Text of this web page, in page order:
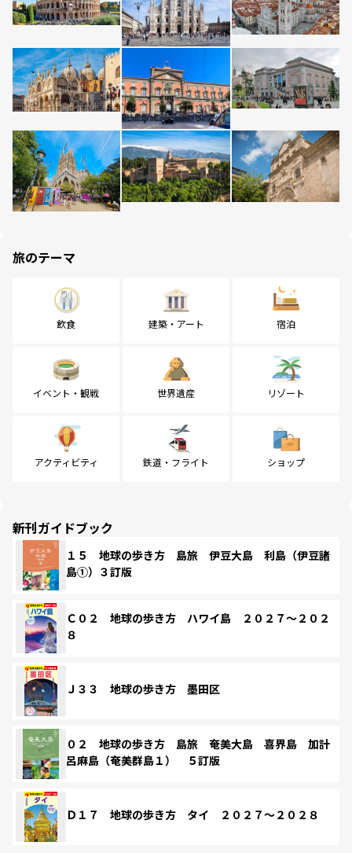
旅のテーマ
飲食 建築・アート 宿泊
イベント・観戦 世界遺産 リゾート
アクティビティ 鉄道・フライト ショップ
新刊ガイドブック
１５ 地球の歩き方 島旅 伊豆大島 利島（伊豆諸
島①）３訂版
Ｃ０２ 地球の歩き方 ハワイ島 ２０２７～２０２
８
Ｊ３３ 地球の歩き方 墨田区
０２ 地球の歩き方 島旅 奄美大島 喜界島 加計
呂麻島（奄美群島１） ５訂版
Ｄ１７ 地球の歩き方 タイ ２０２７～２０２８